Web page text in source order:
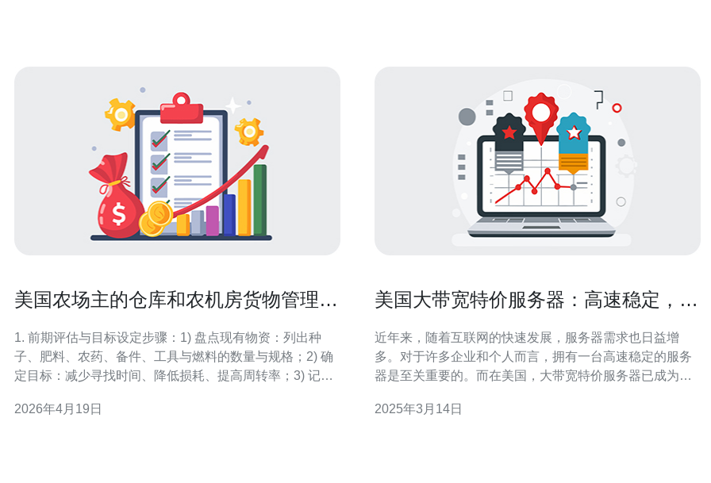
美国农场主的仓库和农机房货物管理与
1. 前期评估与目标设定步骤：1) 盘点现有物资：列出种
子、肥料、农药、备件、工具与燃料的数量与规格；2) 确
定目标：减少寻找时间、降低损耗、提高周转率；3) 记录
置、到期）。小分段：准备表格→现场核对→录入系统。
2026年4月19日
美国大带宽特价服务器：高速稳定，性
近年来，随着互联网的快速发展，服务器需求也日益增
多。对于许多企业和个人而言，拥有一台高速稳定的服务
器是至关重要的。而在美国，大带宽特价服务器已成为市
备受好评。 美国大带宽特价服务器以其高速稳定的网络连
2025年3月14日